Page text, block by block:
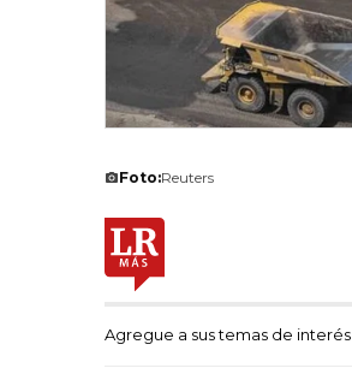
Foto:Reuters
Agregue a sus temas de interés